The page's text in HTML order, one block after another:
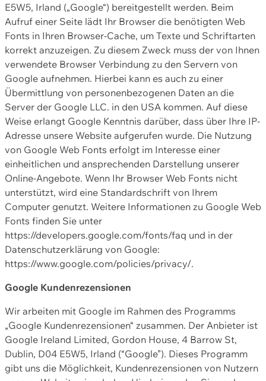
E5W5, Irland („Google“) bereitgestellt werden. Beim
Aufruf einer Seite lädt Ihr Browser die benötigten Web
Fonts in Ihren Browser-Cache, um Texte und Schriftarten
korrekt anzuzeigen. Zu diesem Zweck muss der von Ihnen
verwendete Browser Verbindung zu den Servern von
Google aufnehmen. Hierbei kann es auch zu einer
Übermittlung von personenbezogenen Daten an die
Server der Google LLC. in den USA kommen. Auf diese
Weise erlangt Google Kenntnis darüber, dass über Ihre IP-
Adresse unsere Website aufgerufen wurde. Die Nutzung
von Google Web Fonts erfolgt im Interesse einer
einheitlichen und ansprechenden Darstellung unserer
Online-Angebote. Wenn Ihr Browser Web Fonts nicht
unterstützt, wird eine Standardschrift von Ihrem
Computer genutzt. Weitere Informationen zu Google Web
Fonts finden Sie unter
https://developers.google.com/fonts/faq und in der
Datenschutzerklärung von Google:
https://www.google.com/policies/privacy/.
Google Kundenrezensionen
Wir arbeiten mit Google im Rahmen des Programms
„Google Kundenrezensionen“ zusammen. Der Anbieter ist
Google Ireland Limited, Gordon House, 4 Barrow St,
Dublin, D04 E5W5, Irland (“Google”). Dieses Programm
gibt uns die Möglichkeit, Kundenrezensionen von Nutzern